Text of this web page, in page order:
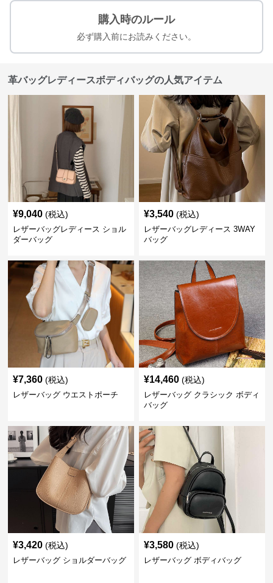
購入時のルール
必ず購入前にお読みください。
革バッグレディースボディバッグの人気アイテム
¥9,040 (税込)
レザーバッグレディース ショル
ダーバッグ
¥3,540 (税込)
レザーバッグレディース 3WAY
バッグ
¥7,360 (税込)
レザーバッグ ウエストポーチ
¥14,460 (税込)
レザーバッグ クラシック ボディ
バッグ
¥3,420 (税込)
レザーバッグ ショルダーバッグ
¥3,580 (税込)
レザーバッグ ボディバッグ